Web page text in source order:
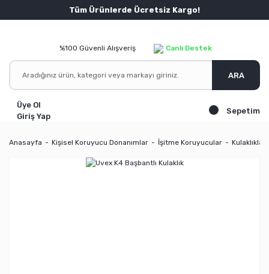
Tüm Ürünlerde Ücretsiz Kargo!
%100 Güvenli Alışveriş Canlı Destek
ARA
Üye Ol
Giriş Yap
Sepetim
Anasayfa Kişisel Koruyucu Donanımlar İşitme Koruyucular Kulaklıklar